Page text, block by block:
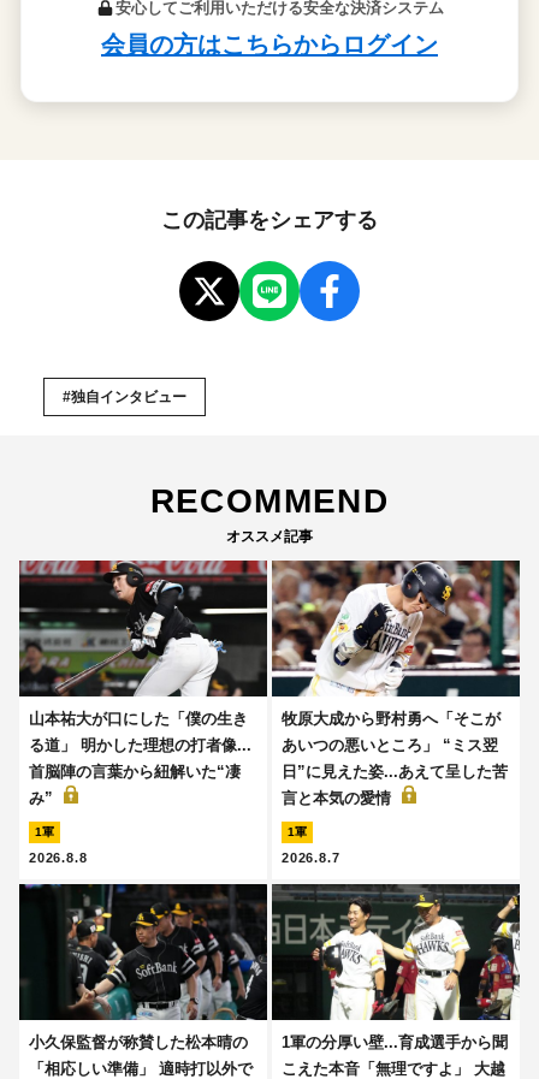
この記事をシェアする
#独自インタビュー
RECOMMEND
オススメ記事
山本祐大が口にした「僕の生き
る道」 明かした理想の打者像...
首脳陣の言葉から紐解いた“凄
み”
1軍
2026.8.8
牧原大成から野村勇へ「そこが
あいつの悪いところ」 “ミス翌
日”に見えた姿...あえて呈した苦
言と本気の愛情
1軍
2026.8.7
小久保監督が称賛した松本晴の
「相応しい準備」 適時打以外で
1軍の分厚い壁...育成選手から聞
こえた本音「無理ですよ」 大越